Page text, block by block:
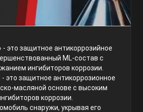
- это защитное антикоррозийное
ML-состав с
ингибиторов коррозии.
- это защитное антикоррозионное
масляной основе с высоким
коррозии.
снаружи, укрывая его